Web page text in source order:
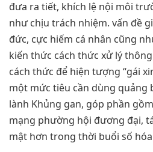
đưa ra tiết, khích lệ nội môi
như chịu trách nhiệm. vấn đề
đức, cực hiếm cá nhân cũng
kiến thức cách thức xử lý
cách thức để hiện tượng “gái
một mức tiêu cần dùng quảng
lành Khủng gan, góp phần
mạng phường hội đương đại,
mật hơn trong thời buổi số